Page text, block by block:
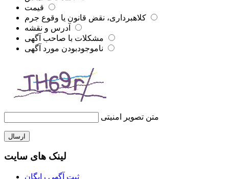
متن تصویر امنیتی
ارسال
لینک های سایت
ثبت آگهی رایگان